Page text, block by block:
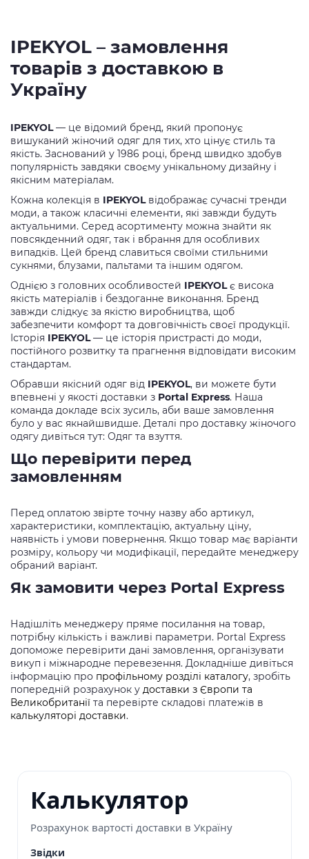
IPEKYOL – замовлення
товарів з доставкою в
Україну
IPEKYOL— це відомий бренд, який пропонує
вишуканий жіночий одяг для тих, хто цінує стиль та
якість. Заснований у 1986 році, бренд швидко здобув
популярність завдяки своєму унікальному дизайну і
якісним матеріалам.
Кожна колекція в IPEKYOLвідображає сучасні тренди
моди, а також класичні елементи, які завжди будуть
актуальними. Серед асортименту можна знайти як
повсякденний одяг, так і вбрання для особливих
випадків. Цей бренд славиться своїми стильними
сукнями, блузами, пальтами та іншим одягом.
Однією з головних особливостей IPEKYOLє висока
якість матеріалів і бездоганне виконання. Бренд
завжди слідкує за якістю виробництва, щоб
забезпечити комфорт та довговічність своєї продукції.
Історія IPEKYOL— це історія пристрасті до моди,
постійного розвитку та прагнення відповідати високим
стандартам.
Обравши якісний одяг від IPEKYOL, ви можете бути
впевнені у якості доставки з Portal Express. Наша
команда докладе всіх зусиль, аби ваше замовлення
було у вас якнайшвидше. Деталі про доставку жіночого
одягу дивіться тут: Одяг та взуття.
Що перевірити перед
замовленням
Перед оплатою звірте точну назву або артикул,
характеристики, комплектацію, актуальну ціну,
наявність і умови повернення. Якщо товар має варіанти
розміру, кольору чи модифікації, передайте менеджеру
обраний варіант.
Як замовити через Portal Express
Надішліть менеджеру пряме посилання на товар,
потрібну кількість і важливі параметри. Portal Express
допоможе перевірити дані замовлення, організувати
викуп і міжнародне перевезення. Докладніше дивіться
інформацію про профільному розділі каталогу, зробіть
попередній розрахунок у доставки з Європи та
Великобританії та перевірте складові платежів в
калькуляторі доставки.
Калькулятор
Розрахунок вартості доставки в Україну
Звідки